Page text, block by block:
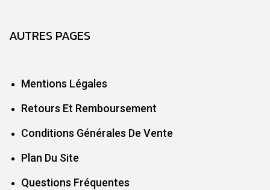
AUTRES PAGES
Mentions Légales
Retours Et Remboursement
Conditions Générales De Vente
Plan Du Site
Questions Fréquentes